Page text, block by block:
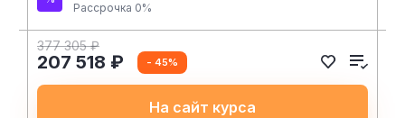
Рассрочка 0%
377 305 ₽
207 518 ₽ - 45%
На сайт курса